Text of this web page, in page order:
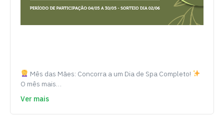
Mês das Mães: Concorra a um Dia de Spa Completo!
O mês mais…
Ver mais